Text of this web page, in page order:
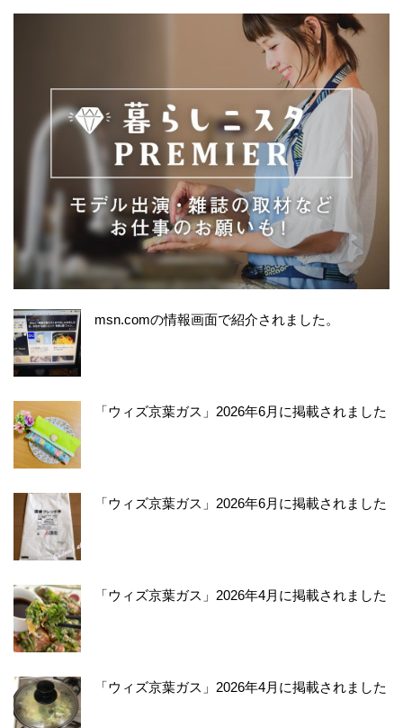
msn.comの情報画面で紹介されました。
「ウィズ京葉ガス」2026年6月に掲載されました
「ウィズ京葉ガス」2026年6月に掲載されました
「ウィズ京葉ガス」2026年4月に掲載されました
「ウィズ京葉ガス」2026年4月に掲載されました